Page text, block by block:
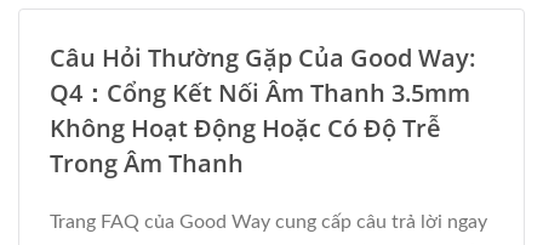
Câu Hỏi Thường Gặp Của Good Way:
Q4：Cổng Kết Nối Âm Thanh 3.5mm
Không Hoạt Động Hoặc Có Độ Trễ
Trong Âm Thanh
Trang FAQ của Good Way cung cấp câu trả lời ngay